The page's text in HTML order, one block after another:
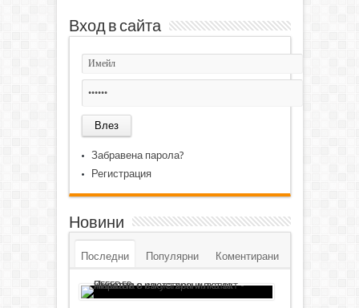
Вход в сайта
Забравена парола?
Регистрация
Новини
Последни Популярни Коментирани